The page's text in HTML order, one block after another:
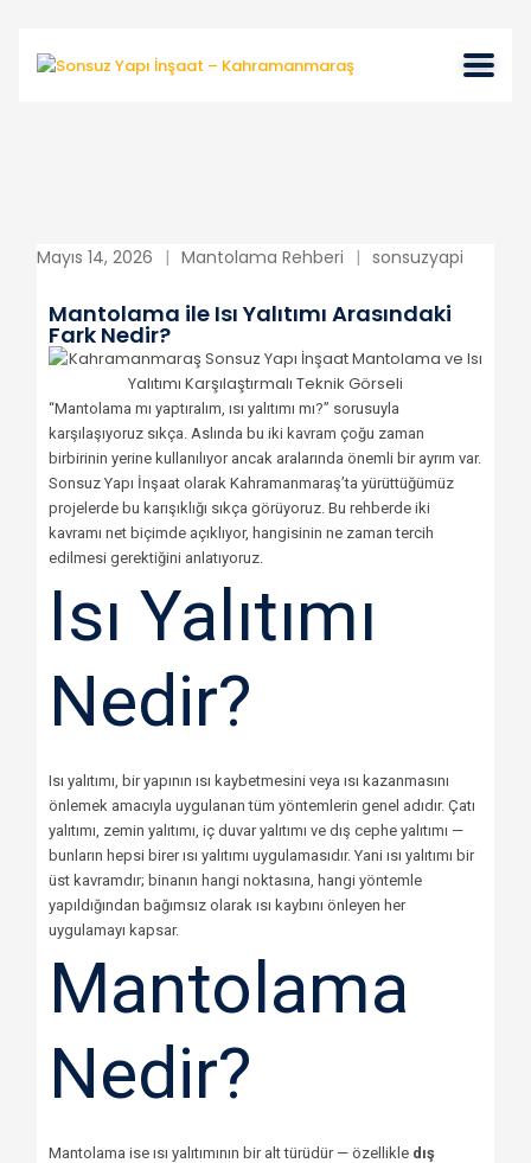
Mayıs 14, 2026 Mantolama Rehberi sonsuzyapi
Mantolama ile Isı Yalıtımı Arasındaki
Fark Nedir?
“Mantolama mı yaptıralım, ısı yalıtımı mı?” sorusuyla
karşılaşıyoruz sıkça. Aslında bu iki kavram çoğu zaman
birbirinin yerine kullanılıyor ancak aralarında önemli bir ayrım var.
Sonsuz Yapı İnşaat olarak Kahramanmaraş’ta yürüttüğümüz
projelerde bu karışıklığı sıkça görüyoruz. Bu rehberde iki
kavramı net biçimde açıklıyor, hangisinin ne zaman tercih
edilmesi gerektiğini anlatıyoruz.
Isı Yalıtımı
Nedir?
Isı yalıtımı, bir yapının ısı kaybetmesini veya ısı kazanmasını
önlemek amacıyla uygulanan tüm yöntemlerin genel adıdır. Çatı
yalıtımı, zemin yalıtımı, iç duvar yalıtımı ve dış cephe yalıtımı —
bunların hepsi birer ısı yalıtımı uygulamasıdır. Yani ısı yalıtımı bir
üst kavramdır; binanın hangi noktasına, hangi yöntemle
yapıldığından bağımsız olarak ısı kaybını önleyen her
uygulamayı kapsar.
Mantolama
Nedir?
Mantolama ise ısı yalıtımının bir alt türüdür — özellikle dış